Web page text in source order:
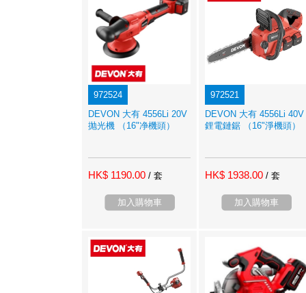
972524
DEVON 大有 4556Li 20V
抛光機 （16"净機頭）
HK$ 1190.00 / 套
加入購物車
972521
DEVON 大有 4556Li 40V
鋰電鏈鋸 （16"淨機頭）
HK$ 1938.00 / 套
加入購物車